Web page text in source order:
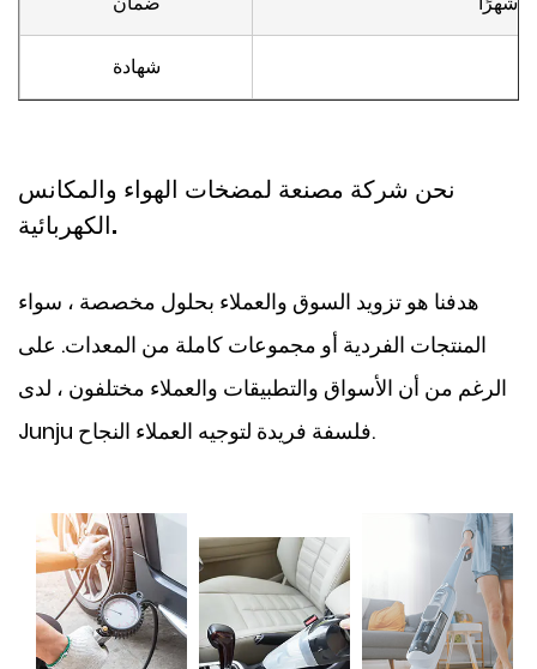
شهادة
نحن شركة مصنعة لمضخات الهواء والمكانس
الكهربائية.
هدفنا هو تزويد السوق والعملاء بحلول مخصصة ، سواء
المنتجات الفردية أو مجموعات كاملة من المعدات. على
الرغم من أن الأسواق والتطبيقات والعملاء مختلفون ، لدى
Junju فلسفة فريدة لتوجيه العملاء النجاح.